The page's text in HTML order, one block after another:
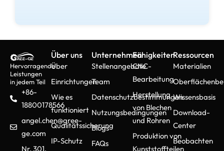
Hervorragende
Leistungen
in jedem Teil
+86-
18800178566
angel.chen@gree-
ge.com
Nr. 301,
Über uns
Über
Einrichtungen
Wie es
funktioniert
Qualitätssicherung
IP-Schutz
Unternehmen
Stellenangebote
Team
Datenschutzbestimmungen
Nutzungsbedingungen
Blogs
FAQs
Fähigkeiten
CNC-
Bearbeitung
Herstellung
von Blechen
und Rohren
Produktion von
Kunststoffteilen
Ressourcen
Materialien
Wissensbasis
Download-
Center
Beobachten